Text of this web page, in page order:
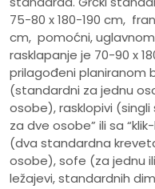
75-80 x 180-190 cm,
cm, pomoćni,
rasklapanje je 70-90 x
prilagođeni planiranom
(standardni za jednu
osobe), rasklopivi
za dve osobe” ili sa
(dva standardna
osobe), sofe (za jednu
ležajevi, standardnih